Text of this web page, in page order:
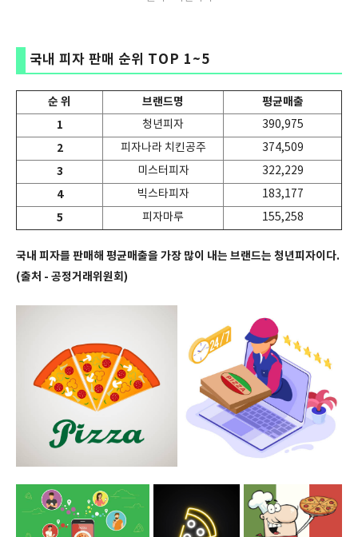
국내 피자 판매 순위 TOP 1~5
순 위 브랜드명
평균매출
1
청년피자 390,975
2 피자나라 치킨공주 374,509
3 미스터피자 322,229
4 빅스타피자 183,177
5 피자마루 155,258
국내 피자를 판매해 평균매출을 가장 많이 내는 브랜드는 청년피자이다.
(출처 - 공정거래위원회)